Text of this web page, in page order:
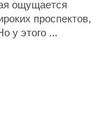
ощущается
проспектов,
у этого ...